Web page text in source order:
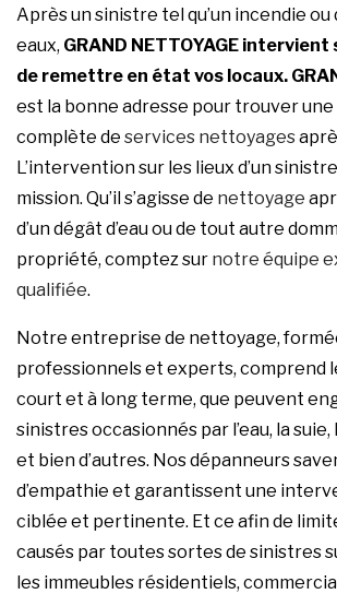
Après un sinistre tel qu’un incendie ou
eaux, GRAND NETTOYAGE intervient
de remettre en état vos locaux.
est la bonne adresse pour trouver une
complète de services nettoyages
L’intervention sur les lieux d’un
mission. Qu’il s’agisse de nettoyage
d’un dégât d’eau ou de tout autre
propriété, comptez sur notre équipe
qualifiée.
Notre entreprise de nettoyage,
professionnels et experts, comprend
court et à long terme, que peuvent
sinistres occasionnés par l’eau, la suie,
et bien d’autres. Nos dépanneurs
d’empathie et garantissent une
ciblée et pertinente. Et ce afin de
causés par toutes sortes de sinistres
les immeubles résidentiels,